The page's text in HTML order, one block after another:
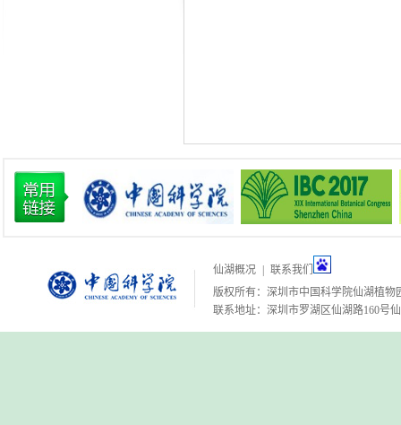
仙湖概况
联系我们
版权所有：深圳市中国科学院仙湖植物
联系地址：深圳市罗湖区仙湖路160号仙